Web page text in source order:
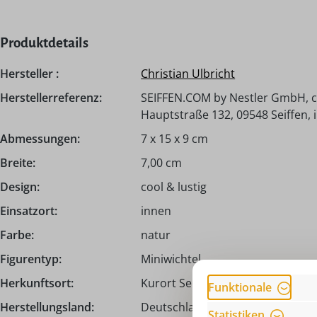
Produktdetails
Hersteller :
Christian Ulbricht
Herstellerreferenz:
SEIFFEN.COM by Nestler
Hauptstraße 132, 09548 Seiffen,
Abmessungen:
7 x 15 x 9 cm
Breite:
7,00 cm
Design:
cool & lustig
Einsatzort:
innen
Farbe:
natur
Figurentyp:
Miniwichtel
Herkunftsort:
Kurort Seiffen | Erzgebirge
Herstellungsland:
Deutschland - Made in Germany
Funktionale